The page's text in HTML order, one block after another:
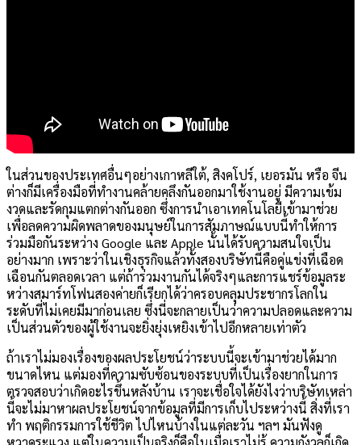
ในส่วนของประเทศอื่นๆอย่างเกาหลีใต้, สิงคโปร์, เยอรมัน หรือ จีน
ต่างก็มีเครื่องมือที่ทำงานคล้ายคลึงกันออกมาใช้งานอยู่ มีความเข้ม
งวดและรัดกุมแตกต่างกันออก ซึ่งการนำเอาเทคโนโลยีเข้ามาช่วย
เพื่อลดความผิดพลาดของมนุษย์ในการสัมภาษณ์แบบนี้ทำให้การ
ร่วมมือกันระหว่าง Google และ Apple นั้นได้รับความสนใจเป็น
อย่างมาก เพราะว่าในเชิงธุรกิจแล้วทั้งสองบริษัทนี้คือคู่แข่งที่เฉือด
เฉือนกันตลอดเวลา แต่ถ้าร่วมงานกันได้จริงๆและการแชร์ข้อมูลระ
หว่างสมาร์ทโฟนสองค่ายก็เรียกได้ว่าครอบคลุมประชากรโลกใน
ระดับที่ไม่เคยมีมาก่อนเลย ซึ่งนี่จะกลายเป็นว่าความปลอดและความ
เป็นส่วนตัวของผู้ใช้งานจะยิ่งยุ่งเหยิงเข้าไปอีกหลายเท่าตัว
ถ้าเราไม่มองเรื่องของผลประโยชน์ว่าระบบนี้จะเข้ามาช่วยได้มาก
ขนาดไหน แต่มองที่ความซับซ้อนของระบบที่เป็นเรื่องยากในการ
ตรวจสอบว่าเกิดอะไรขึ้นหลังบ้าน เราจะเชื่อใจได้ยังไงว่าบริษัทเหล่า
นี้จะไม่มาหาผลประโยชน์จากข้อมูลที่มีการเก็บไประหว่างนี้ สิ่งที่เรา
ทำ พฤติกรรมการใช้ชีวิต ไปไหนบ้างในแต่ละวัน ฯลฯ มันฟังดู